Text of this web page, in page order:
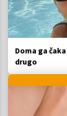
Doma ga
drugo